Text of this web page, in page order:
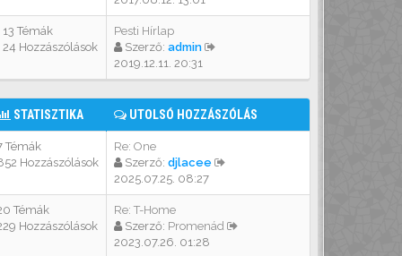
13 Témák
24 Hozzászólások
Pesti Hírlap
Szerző: admin
2019.12.11. 20:31
STATISZTIKA UTOLSÓ HOZZÁSZÓLÁS
Témák
Hozzászólások
Re: One
Szerző: djlacee
2025.07.25. 08:27
Témák
Hozzászólások
Re: T-Home
Szerző: Promenád
2023.07.26. 01:28